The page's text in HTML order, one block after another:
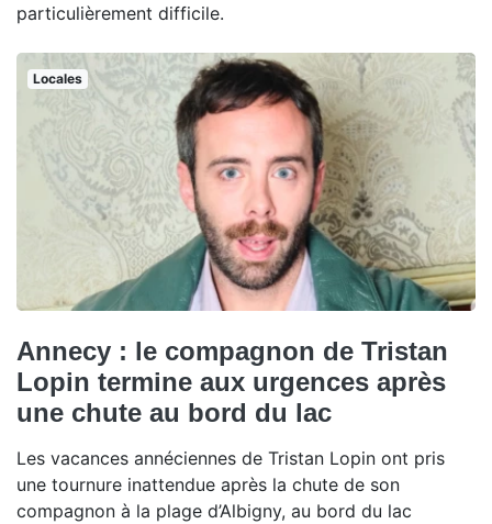
particulièrement difficile.
Locales
Annecy : le compagnon de Tristan
Lopin termine aux urgences après
une chute au bord du lac
Les vacances annéciennes de Tristan Lopin ont pris
une tournure inattendue après la chute de son
compagnon à la plage d’Albigny, au bord du lac